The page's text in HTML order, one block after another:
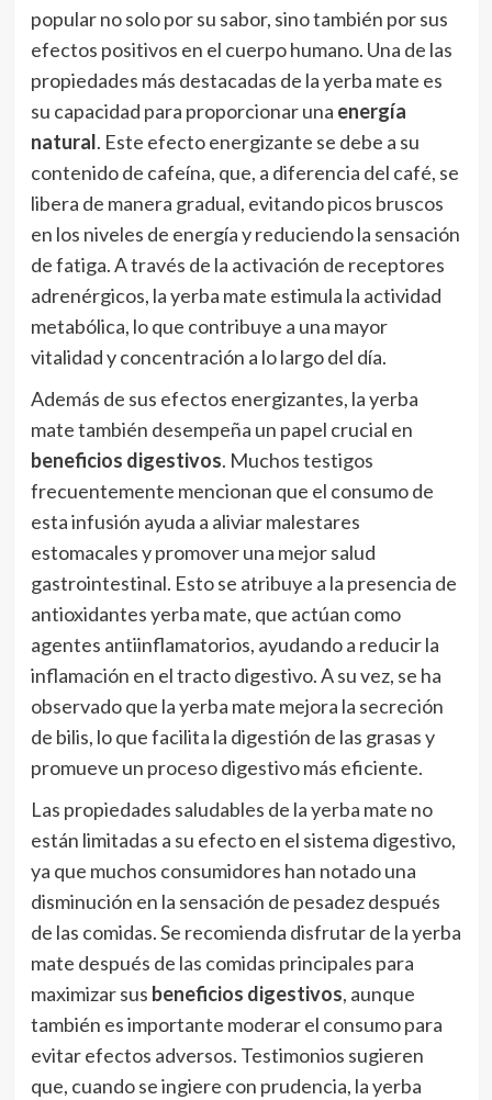
popular no solo por su sabor, sino también por sus
efectos positivos en el cuerpo humano. Una de las
propiedades más destacadas de la yerba mate es
su capacidad para proporcionar una energía
natural. Este efecto energizante se debe a su
contenido de cafeína, que, a diferencia del café, se
libera de manera gradual, evitando picos bruscos
en los niveles de energía y reduciendo la sensación
de fatiga. A través de la activación de receptores
adrenérgicos, la yerba mate estimula la actividad
metabólica, lo que contribuye a una mayor
vitalidad y concentración a lo largo del día.
Además de sus efectos energizantes, la yerba
mate también desempeña un papel crucial en
beneficios digestivos. Muchos testigos
frecuentemente mencionan que el consumo de
esta infusión ayuda a aliviar malestares
estomacales y promover una mejor salud
gastrointestinal. Esto se atribuye a la presencia de
antioxidantes yerba mate, que actúan como
agentes antiinflamatorios, ayudando a reducir la
inflamación en el tracto digestivo. A su vez, se ha
observado que la yerba mate mejora la secreción
de bilis, lo que facilita la digestión de las grasas y
promueve un proceso digestivo más eficiente.
Las propiedades saludables de la yerba mate no
están limitadas a su efecto en el sistema digestivo,
ya que muchos consumidores han notado una
disminución en la sensación de pesadez después
de las comidas. Se recomienda disfrutar de la yerba
mate después de las comidas principales para
maximizar sus beneficios digestivos, aunque
también es importante moderar el consumo para
evitar efectos adversos. Testimonios sugieren
que, cuando se ingiere con prudencia, la yerba